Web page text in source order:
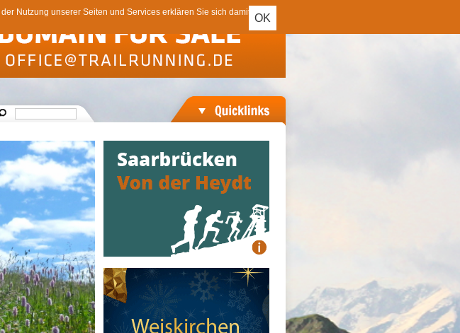
OK
Nutzung unserer Seiten und Services erklären Sie sich damit